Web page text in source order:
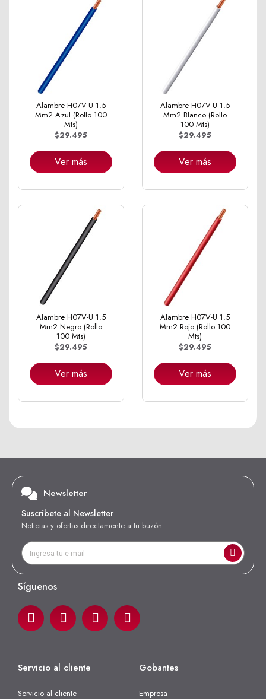
Alambre H07V-U 1.5
Mm2 Azul (Rollo 100
Mts)
$29.495
Ver más
Alambre H07V-U 1.5
Mm2 Blanco (Rollo
100 Mts)
$29.495
Ver más
Alambre H07V-U 1.5
Mm2 Negro (Rollo
100 Mts)
$29.495
Ver más
Alambre H07V-U 1.5
Mm2 Rojo (Rollo 100
Mts)
$29.495
Ver más
Newsletter
Suscríbete al Newsletter
Noticias y ofertas directamente a tu buzón
Síguenos
Servicio al cliente
Servicio al cliente
Gobantes
Empresa